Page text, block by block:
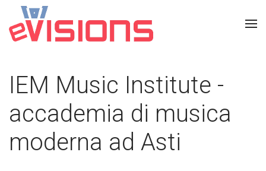
IEM Music Institute -
accademia di musica
moderna ad Asti